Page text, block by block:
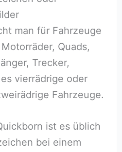
man für Fahrzeuge
Quads,
Trecker,
vierrädrige oder
Fahrzeuge.
ist es üblich
bei einem